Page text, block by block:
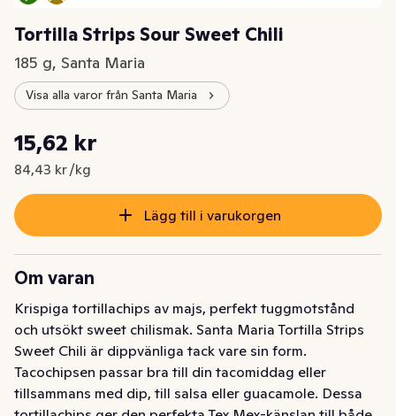
Tortilla Strips Sour Sweet Chili
185 g, Santa Maria
Visa alla varor från Santa Maria
Nuvarande pris är: 15,62 kr
15,62 kr
84,43 kr /kg
Styckpris: 84,43 kr /kg
Lägg till i varukorgen
Om varan
Krispiga tortillachips av majs, perfekt tuggmotstånd
och utsökt sweet chilismak. Santa Maria Tortilla Strips
Sweet Chili är dippvänliga tack vare sin form.
Tacochipsen passar bra till din tacomiddag eller
tillsammans med dip, till salsa eller guacamole. Dessa